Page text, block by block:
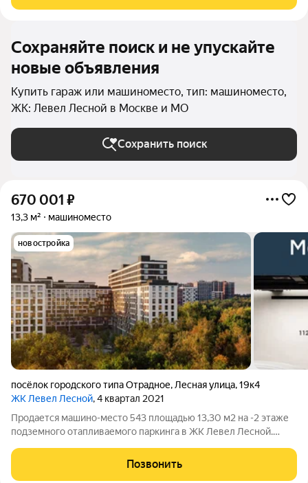
Сохраняйте поиск и не упускайте
новые объявления
Купить гараж или машиноместо, тип: машиноместо,
ЖК: Левел Лесной в Москве и МО
Сохранить поиск
670 001 ₽
13,3 м² машиноместо
новостройка
посёлок городского типа Отрадное, Лесная улица,19к4
ЖК Левел Лесной, 4 квартал 2021
Продается машино-место 543 площадью 13,30 м2 на -2 этаже
подземного отапливаемого паркинга в ЖК Левел Лесной.
организовать большой шкаф для хранения, либо использовать
дополнительную площадь для парковки
Позвонить